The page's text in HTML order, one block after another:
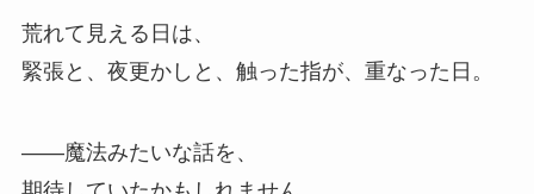
荒れて見える日は、
緊張と、夜更かしと、触った指が、重なった日。
——魔法みたいな話を、